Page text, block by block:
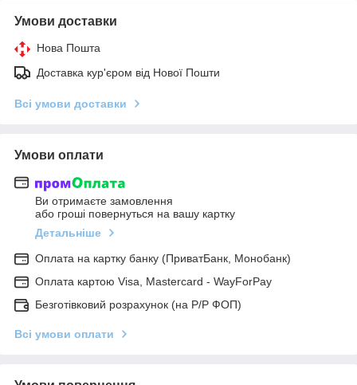
Умови доставки
Нова Пошта
Доставка кур'єром від Нової Пошти
Всі умови доставки
Умови оплати
Ви отримаєте замовлення
або гроші повернуться на вашу картку
Детальніше
Оплата на картку банку (ПриватБанк, Монобанк)
Оплата картою Visa, Mastercard - WayForPay
Безготівковий розрахунок (на Р/Р ФОП)
Всі умови оплати